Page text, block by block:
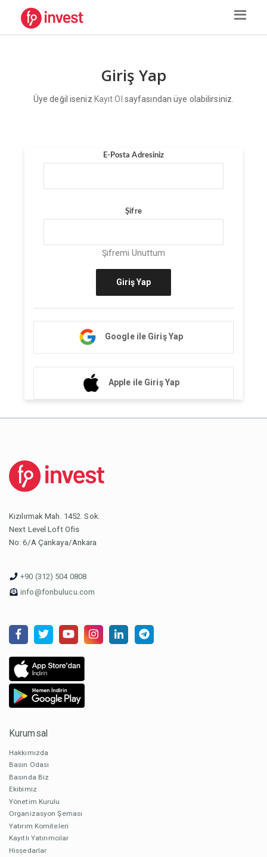
Giriş Yap
Üye değil iseniz Kayıt Ol sayfasından üye olabilirsiniz.
E-Posta Adresiniz
Şifre
Şifremi Unuttum
Giriş Yap
Google ile Giriş Yap
Apple ile Giriş Yap
Kızılırmak Mah. 1452. Sok.
Next Level Loft Ofis
No: 6/A Çankaya/Ankara
+90 (312) 504 0808
info@fonbulucu.com
Kurumsal
Hakkımızda
Basın Odası
Basında Biz
Ekibimiz
Yönetim Kurulu
Organizasyon Şeması
Yatırım Komiteleri
Kayıtlı Yatırımcılar
Hissedarlar